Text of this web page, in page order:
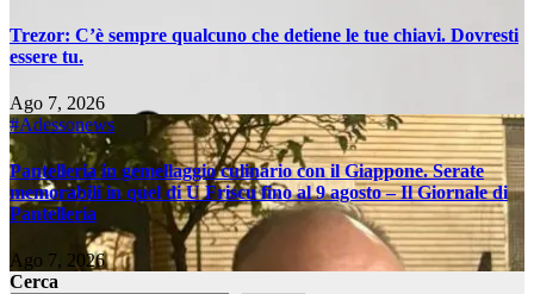
Trezor: C’è sempre qualcuno che detiene le tue chiavi. Dovresti
essere tu.
Ago 7, 2026
#Adessonews
Pantelleria in gemellaggio culinario con il Giappone. Serate
memorabili in quel di U Friscu fino al 9 agosto – Il Giornale di
Pantelleria
Ago 7, 2026
Cerca